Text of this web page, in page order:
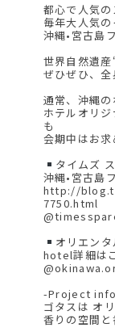
都心で人気
毎年大人気の
沖縄•宮古島
世界自然遺
ぜひぜひ、
通常、沖縄
ホテルオリ
も
会期中はお
タイムズ
沖縄•宮古島
http://
7750.html
オリエン
hotel詳細は
-Project
ゴタスは オ
香りの空間